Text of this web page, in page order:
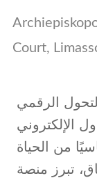
Court,
الرقمي
الإلكتروني
من الحياة
تبرز منصة